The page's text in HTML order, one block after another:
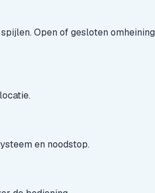
Open of gesloten omheining
en noodstop.